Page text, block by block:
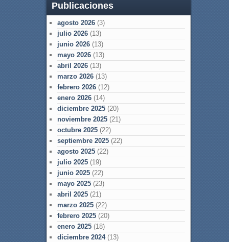
Publicaciones
agosto 2026(3)
julio 2026(13)
junio 2026(13)
mayo 2026(13)
abril 2026(13)
marzo 2026(13)
febrero 2026(12)
enero 2026(14)
diciembre 2025(20)
noviembre 2025(21)
octubre 2025(22)
septiembre 2025(22)
agosto 2025(22)
julio 2025(19)
junio 2025(22)
mayo 2025(23)
abril 2025(21)
marzo 2025(22)
febrero 2025(20)
enero 2025(18)
diciembre 2024(13)